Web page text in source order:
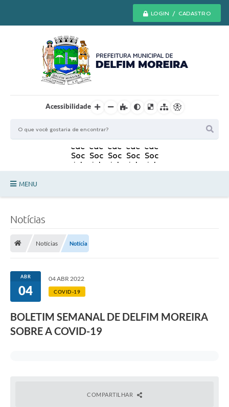
LOGIN / CADASTRO
Acessibilidade
MENU
Transparência
Editais
Listas de Espera - Unidade Básica de Saúde
Notícias
Notícias Notícia
ABR
04
04 ABR 2022
COVID-19
BOLETIM SEMANAL DE DELFIM MOREIRA
SOBRE A COVID-19
COMPARTILHAR